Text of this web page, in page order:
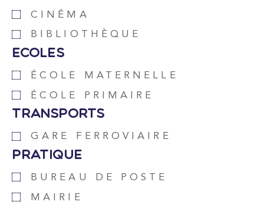
CINÉMA
BIBLIOTHÈQUE
Ecoles
ÉCOLE MATERNELLE
ÉCOLE PRIMAIRE
Transports
GARE FERROVIAIRE
Pratique
BUREAU DE POSTE
MAIRIE